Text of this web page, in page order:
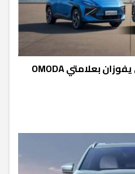
تحالف عز العرب السويدي يفوزان بعلامتي OMODA